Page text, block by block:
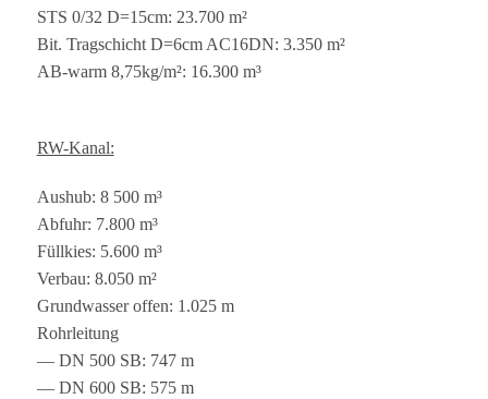
STS 0/32 D=15cm: 23.700 m²
Bit. Trag­schicht D=6cm AC16DN: 3.350 m²
AB-warm 8,75kg/m²: 16.300 m³
RW-Kanal:
Aus­hub: 8 500 m³
Abfuhr: 7.800 m³
Füll­kies: 5.600 m³
Ver­bau: 8.050 m²
Grund­was­ser offen: 1.025 m
Rohrleitung
— DN 500 SB: 747 m
— DN 600 SB: 575 m